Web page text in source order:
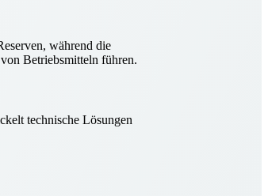
während die
Betriebsmitteln führen.
technische Lösungen